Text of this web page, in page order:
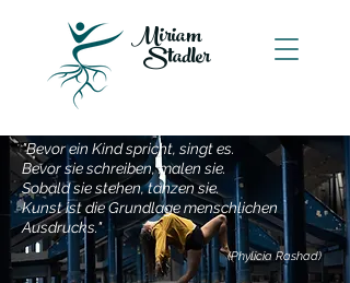
Stadler
Miriam
"Bevor ein Kind spricht, singt es.
Bevor sie schreiben, malen sie.
Sobald sie stehen, tanzen sie.
Kunst ist die Grundlage menschlichen
Ausdrucks."
(Phylicia Rashad)